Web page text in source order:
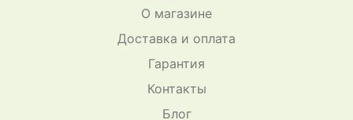
О магазине
Доставка и оплата
Гарантия
Контакты
Блог